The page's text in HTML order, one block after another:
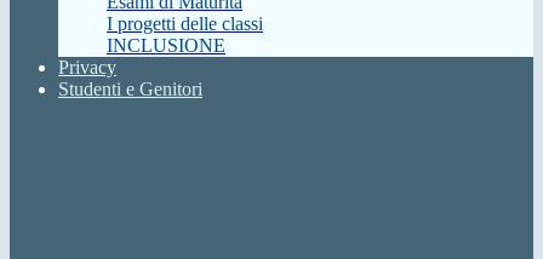
I progetti delle classi
INCLUSIONE
Privacy
Studenti e Genitori